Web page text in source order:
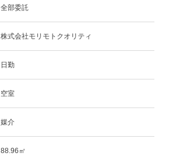
全部委託
株式会社モリモトクオリティ
日勤
空室
媒介
88.96㎡